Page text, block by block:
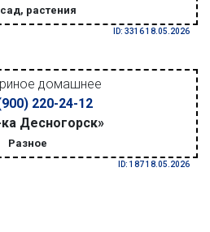
растения
ID: 3316 18.05.2026
домашнее
220-24-12
Десногорск»
Разное
ID: 187 18.05.2026